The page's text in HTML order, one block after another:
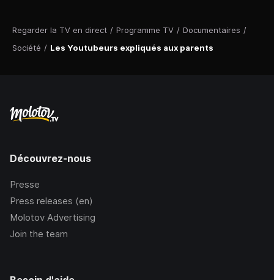
Regarder la TV en direct / Programme TV / Documentaires /
Société / Les Youtubeurs expliqués aux parents
Découvrez-nous
Presse
Press releases (en)
Molotov Advertising
Join the team